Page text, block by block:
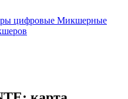
цифровые Микшерные